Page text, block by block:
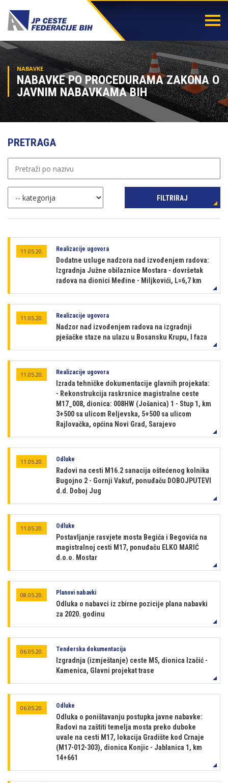
NABAVKE
NABAVKE PO PROCEDURAMA ZAKONA O
JAVNIM NABAVKAMA BIH
PRETRAGA
FILTRIRAJ
11.05.20. Realizacije ugovora
Dodatne usluge nadzora nad izvođenjem radova:
Izgradnja Južne obilaznice Mostara - dovršetak
radova na dionici Međine - Miljkovići, L=6,7 km
11.05.20. Realizacije ugovora
Nadzor nad izvođenjem radova na izgradnji
pješačke staze na ulazu u Bosansku Krupu, I faza
11.05.20. Realizacije ugovora
Izrada tehničke dokumentacije glavnih projekata:
- Rekonstrukcija raskrsnice magistralne ceste
M17_008, dionica: 008HW (Jošanica) 1 - Stup 1, km
3+500 sa ulicom Reljevska, 5+500 sa ulicom
Rajlovačka, općina Novi Grad, Sarajevo
11.05.20. Odluke
Radovi na cesti M16.2 sanacija oštećenog kolnika
Bugojno 2 - Gornji Vakuf, ponuđaču DOBOJPUTEVI
d.d. Doboj Jug
11.05.20. Odluke
Postavljanje rasvjete mosta Begića i Begovića na
magistralnoj cesti M17, ponuđaču ELKO MARIĆ
d.o.o. Mostar
08.05.20. Planovi nabavki
Odluka o nabavci iz zbirne pozicije plana nabavki
za 2020. godinu
06.05.20. Tenderska dokumentacija
Izgradnja (izmještanje) ceste M5, dionica Izačić -
Kamenica, Glavni projekat trase
06.05.20. Odluke
Odluka o poništavanju postupka javne nabavke:
Radovi na zaštiti temelja mosta preko duboke
uvale na cesti M17, lokacija Gradište kod Crnaje
(M17-012-303), dionica Konjic - Jablanica 1, km
14+661